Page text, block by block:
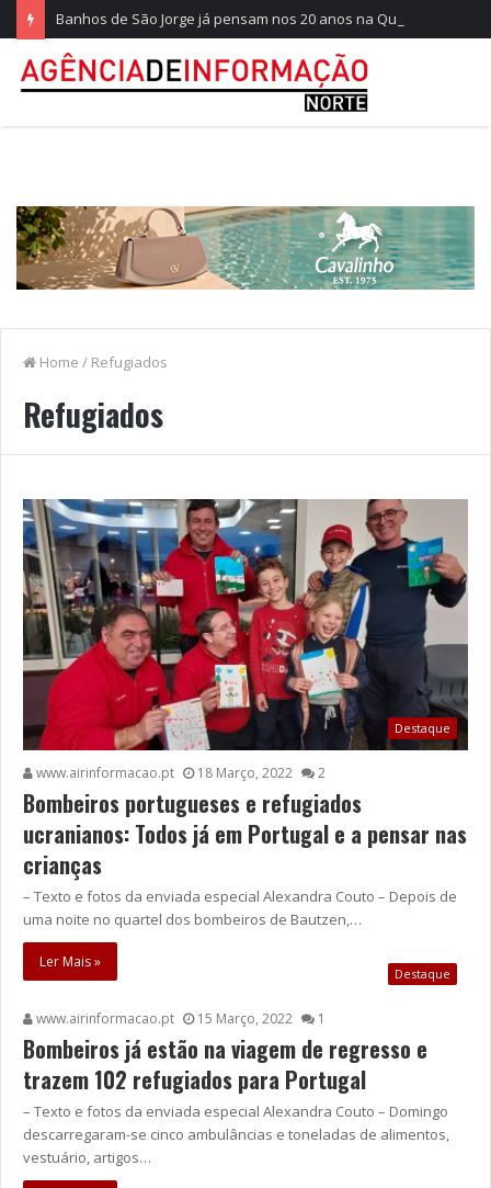
Home / Refugiados
Refugiados
Destaque
www.airinformacao.pt 18 Março, 2022 2
Bombeiros portugueses e refugiados
ucranianos: Todos já em Portugal e a pensar nas
crianças
– Texto e fotos da enviada especial Alexandra Couto – Depois de
uma noite no quartel dos bombeiros de Bautzen,…
Ler Mais »
Destaque
www.airinformacao.pt 15 Março, 2022 1
Bombeiros já estão na viagem de regresso e
trazem 102 refugiados para Portugal
– Texto e fotos da enviada especial Alexandra Couto – Domingo
descarregaram-se cinco ambulâncias e toneladas de alimentos,
vestuário, artigos…